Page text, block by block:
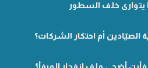
يتوارى خلف السطور
الصيّادين أم احتكار الشركات؟